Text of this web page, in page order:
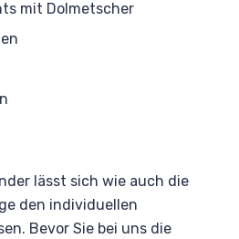
mit Dolmetscher
lässt sich wie auch die
den individuellen
Bevor Sie bei uns die